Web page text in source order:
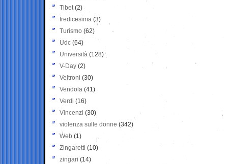
Tibet(2)
tredicesima (3)
Turismo (62)
Udc (64)
Università (128)
V-Day (2)
Veltroni (30)
Vendola (41)
Verdi (16)
Vincenzi (30)
violenza sulle donne (342)
Web (1)
Zingaretti (10)
zingari (14)